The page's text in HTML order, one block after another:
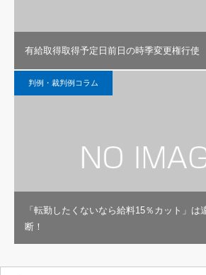
有給取得取得予定日前日の時季変更権行使
判例・裁判例コラム
「転勤したくないなら給料15％カット」は
断！